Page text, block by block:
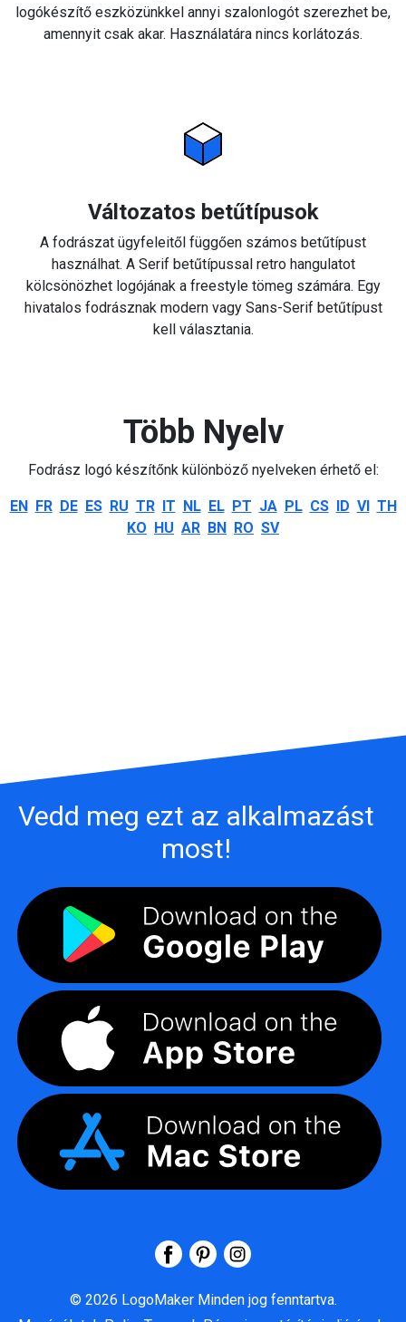
logókészítő eszközünkkel annyi szalonlogót szerezhet be,
amennyit csak akar. Használatára nincs korlátozás.
Változatos betűtípusok
A fodrászat ügyfeleitől függően számos betűtípust
használhat. A Serif betűtípussal retro hangulatot
kölcsönözhet logójának a freestyle tömeg számára. Egy
hivatalos fodrásznak modern vagy Sans-Serif betűtípust
kell választania.
Több Nyelv
Fodrász logó készítőnk különböző nyelveken érhető el:
EN FR DE ES RU TR IT NL EL PT JA PL CS ID VI TH
KO HU AR BN RO SV
Vedd meg ezt az alkalmazást
most!
© 2026 LogoMaker Minden jog fenntartva.